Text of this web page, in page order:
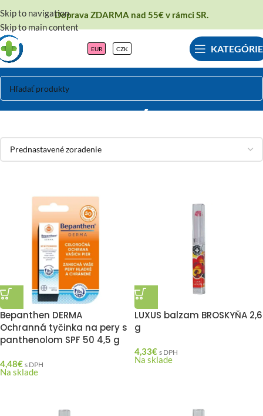
Skip to navigation
Skip to main content
Doprava ZDARMA nad 55€ v rámci SR.
EUR CZK KATEGÓRIE
Pery
Bepanthen DERMA
Ochranná tyčinka na pery s
panthenolom SPF 50 4,5 g
4,48€ s DPH
Na sklade
LUXUS balzam BROSKYŇA 2,6
g
4,33€ s DPH
Na sklade